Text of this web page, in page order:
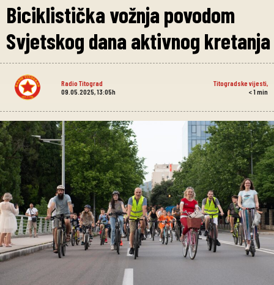
Biciklistička vožnja povodom
Svjetskog dana aktivnog kretanja
Radio Titograd Titogradske vijesti
09.05.2025, 13:05h
< 1min